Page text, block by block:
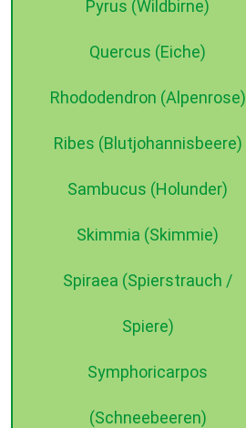
Pyrus (Wildbirne)
Quercus (Eiche)
Rhododendron (Alpenrose)
Ribes (Blutjohannisbeere)
Sambucus (Holunder)
Skimmia (Skimmie)
Spiraea (Spierstrauch /
Spiere)
Symphoricarpos
(Schneebeeren)